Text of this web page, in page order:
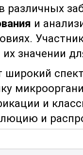
различных
и
их значении
широкий
и
и
и